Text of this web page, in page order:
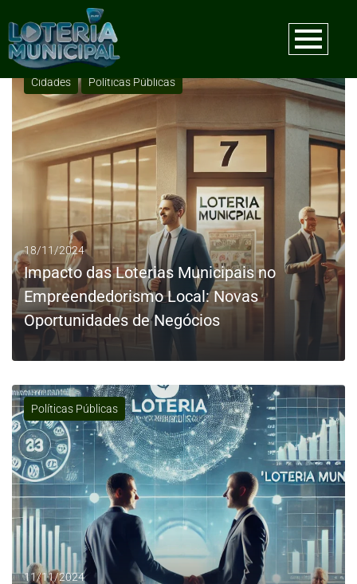
Cidades Políticas Públicas
18/11/2024
Impacto das Loterias Municipais no
Empreendedorismo Local: Novas
Oportunidades de Negócios
LEIA MAIS 0
Políticas Públicas
11/11/2024